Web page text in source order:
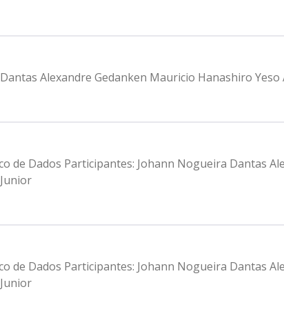
Alexandre Gedanken Mauricio Hanashiro Yeso
de Dados Participantes: Johann Nogueira Dantas
de Dados Participantes: Johann Nogueira Dantas